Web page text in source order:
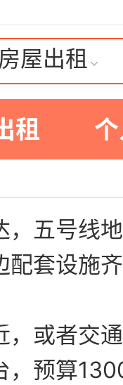
房屋出租
租
线地铁口，房东
齐全，房间十分宽
者交通方便
1300，押一付